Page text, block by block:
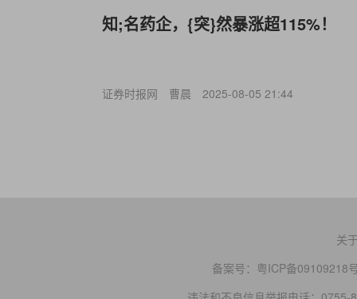
知;名药企，{突}然暴涨超115%！
证券时报网 曹晨 2025-08-05 21:44
关
备案号： 粤ICP备09109218